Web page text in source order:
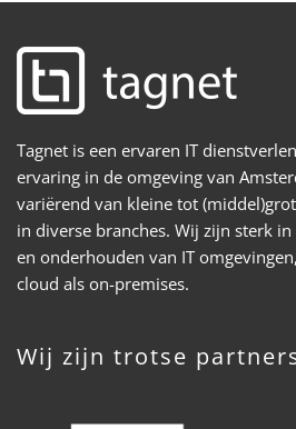
Tagnet is een ervaren IT
ervaring in de omgeving van
variërend van kleine tot
in diverse branches. Wij zijn sterk
en onderhouden van IT
cloud als on-premises.
Wij zijn trotse